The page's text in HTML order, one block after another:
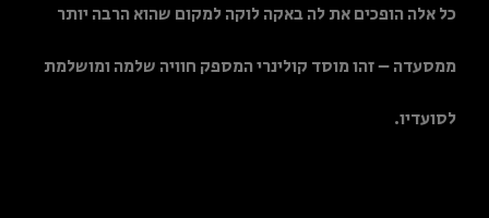
כל אלה הופכים את לה באקה לוקה למקום שהוא הרבה יותר
ממסעדה – זהו מוסד קולינרי המספק חוויה שלמה ומושלמת
לסועדיו.